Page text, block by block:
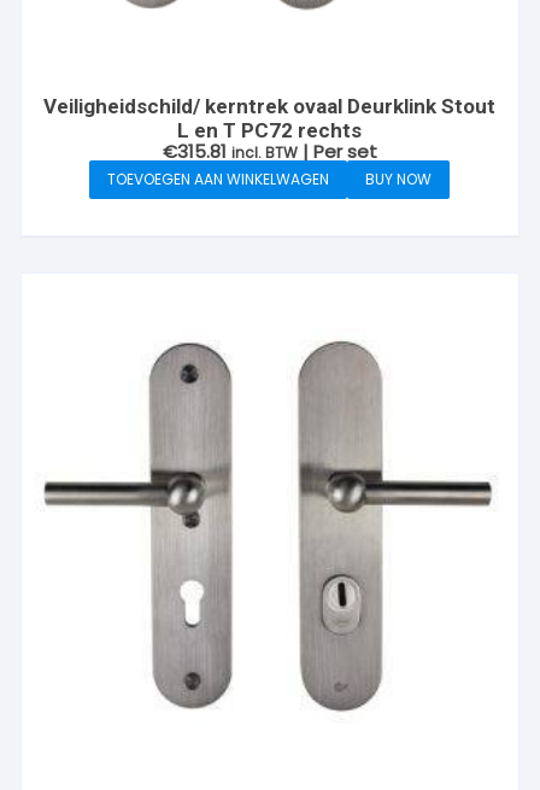
Veiligheidschild/ kerntrek ovaal Deurklink Stout
L en T PC72 rechts
€315.81 incl. BTW | Per set
TOEVOEGEN AAN WINKELWAGEN BUY NOW